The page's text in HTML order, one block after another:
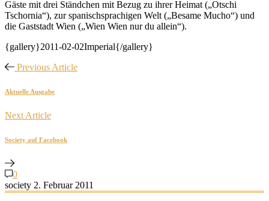
Gäste mit drei Ständchen mit Bezug zu ihrer Heimat („Otschi
Tschornia“), zur spanischsprachigen Welt („Besame Mucho“) und
die Gaststadt Wien („Wien Wien nur du allein“).
{gallery}2011-02-02Imperial{/gallery}
Previous Article
Aktuelle Ausgabe
Next Article
Society auf Facebook
0
society 2. Februar 2011